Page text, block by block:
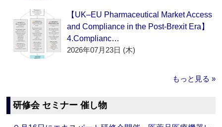
【UK–EU Pharmaceutical Market Access
and Compliance in the Post-Brexit Era】
4.Complianc…
2026年07月23日 (木)
もっと見る »
研修会 セミナー 催し物